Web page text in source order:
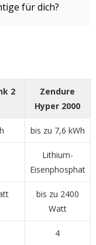
für dich?
2
Zendure
Hyper 2000
bis zu 7,6 kWh
Lithium-
Eisenphosphat
bis zu 2400
Watt
4